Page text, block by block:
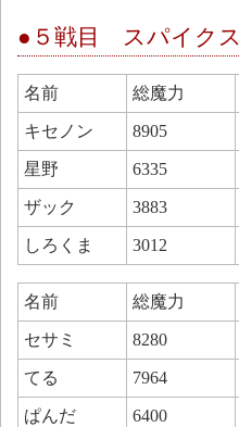
●５戦目 スパイクス
名前 総魔力
キセノン 8905
星野 6335
ザック 3883
しろくま 3012
名前 総魔力
セサミ 8280
てる 7964
ぱんだ 6400